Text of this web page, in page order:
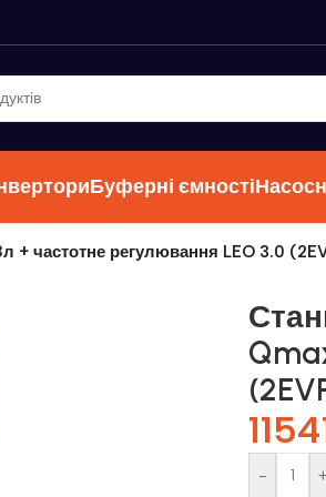
Буферні ємності
+ частотне регулювання LEO 3.0
-